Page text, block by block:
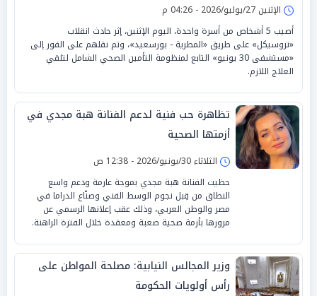
الإثنين 27/يوليو/2026 - 04:26 م
أصيب 5 أشخاص من أسرة واحدة، اليوم الإثنين، إثر حادث انقلاب
«تروسيكل» على طريق «المطرية - بورسعيد»، وتم نقلهم على الفور إلى
«مستشفى 30 يونيو» التابع لمنظومة التأمين الصحي الشامل لتلقي
العلاج اللازم.
تظاهرة حب فنية لدعم الفنانة هبة مجدي في
أزمتها الصحية
الثلاثاء 30/يونيو/2026 - 12:38 ص
حظيت الفنانة هبة مجدي بموجة عارمة ودعم واسع
النطاق من قِبل نجوم الوسط الفني وصنّاع الدراما في
مصر والوطن العربي، وذلك عقب إعلانها الرسمي عن
مرورها بأزمة صحية صعبة ومعقدة خلال الفترة الراهنة.
وزير المجالس النيابية: مصلحة المواطن على
رأس أولويات الحكومة